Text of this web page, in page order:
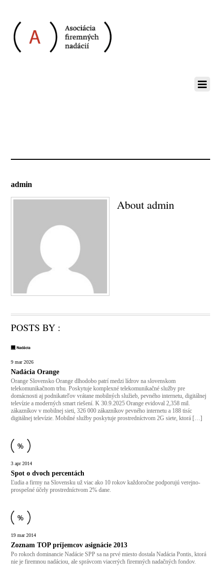
admin
Aboutadmin
POSTS BY :
9 mar 2026
Nadácia Orange
Orange Slovensko Orange dlhodobo patrí medzi lídrov na slovenskom
telekomunikačnom trhu. Poskytuje komplexné telekomunikačné služby pre
domácnosti aj podnikateľov vrátane mobilných služieb, pevného internetu, digitálnej
televízie a moderných smart riešení. K 30.9.2025 Orange evidoval 2,358 mil.
zákazníkov v mobilnej sieti, 326 000 zákazníkov pevného internetu a 188 tisíc
digitálnej televízie. Mobilné služby poskytuje prostredníctvom 2G siete, ktorá […]
3 apr 2014
Spot o dvoch percentách
Ľudia a firmy na Slovensku už viac ako 10 rokov každoročne podporujú verejno-
prospešné účely prostredníctvom 2% dane.
19 mar 2014
Zoznam TOP príjemcov asignácie 2013
Po rokoch dominancie Nadácie SPP sa na prvé miesto dostala Nadácia Pontis, ktorá
nie je firemnou nadáciou, ale správcom viacerých firemných nadačných fondov.